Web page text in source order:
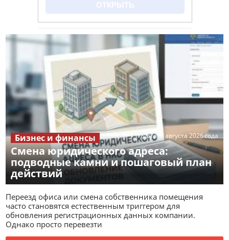
Смена юридического адреса:
подводные камни и пошаговый план
действий
Дата: 7 августа 2026 года
Бизнес и финансы
Переезд офиса или смена собственника помещения
часто становятся естественным триггером для
обновления регистрационных данных компании.
Однако просто перевезти